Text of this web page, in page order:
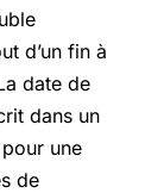
d’un fin à
date de
dans un
une
de